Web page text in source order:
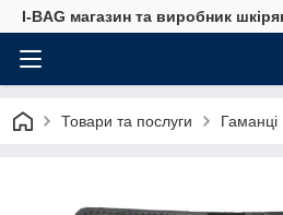
I-BAG магазин та виробник
Товари та послуги Гаманці